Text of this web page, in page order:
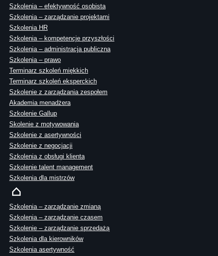
Szkolenia – efektywność osobista
Szkolenia – zarządzanie projektami
Szkolenia HR
Szkolenia – kompetencje przyszłości
Szkolenia – administracja publiczna
Szkolenia – prawo
Terminarz szkoleń miękkich
Terminarz szkoleń eksperckich
Szkolenie z zarządzania zespołem
Akademia menadżera
Szkolenie Gallup
Skolenie z motywowania
Szkolenie z asertywności
Szkolenie z negocjacji
Szkolenia z obsługi klienta
Szkolenie talent management
Szkolenia dla mistrzów
Szkolenia – zarządzanie zmianą
Szkolenia – zarządzanie czasem
Szkolenie – zarządzanie sprzedażą
Szkolenia dla kierowników
Szkolenia asertywność